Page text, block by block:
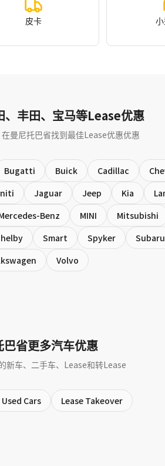
皮卡
、丰田、宝马等Lease优惠
曼尼托巴省找到最佳Lease优惠优惠
Bugatti Buick Cadillac
Jaguar Jeep Kia
Benz MINI
Mitsubishi
Smart Spyker
Subaru
Volvo
巴省更多汽车优惠
新车、二手车、Lease和转Lease
Used Cars Lease Takeover